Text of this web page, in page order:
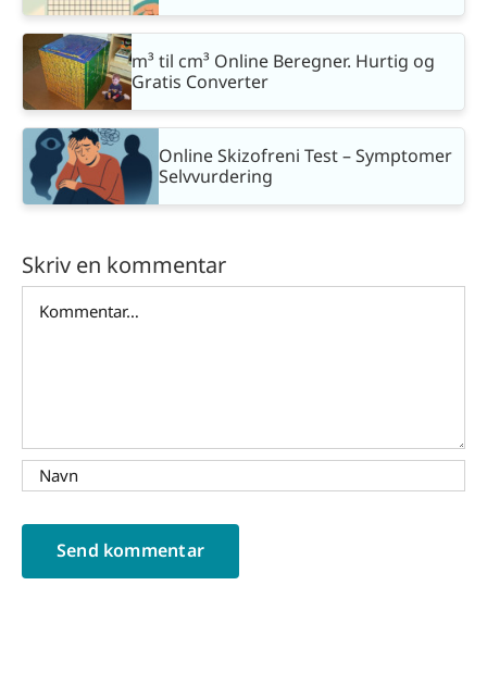
m³ til cm³ Online Beregner. Hurtig og
Gratis Converter
Online Skizofreni Test – Symptomer
Selvvurdering
Skriv en kommentar